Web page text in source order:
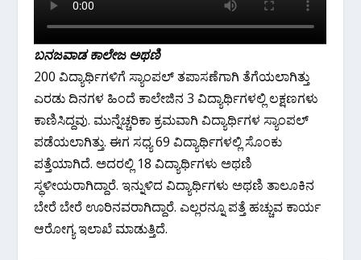
ಬನಜವಾಡ ಕಾಲೇಜ ಅಥಣಿ
200 ವಿದ್ಯಾರ್ಥಿಗಳಿಗೆ ಸ್ಯಾಂಪಲ್ ತಪಾಸಣೆಗಾಗಿ ತೆಗೆಯಲಾಗಿತ್ತು‌
ಎರಡು ದಿನಗಳ ಹಿಂದೆ ಕಾಲೇಜಿನ 3 ವಿದ್ಯಾರ್ಥಿಗಳಲ್ಲಿ ಲಕ್ಷಣಗಳು
ಕಾಣಿಸಿದ್ದವು. ಮುನ್ನೆಚ್ಚರಿಕಾ ಕ್ರಮವಾಗಿ ವಿದ್ಯಾರ್ಥಿಗಳ ಸ್ಯಾಂಪಲ್
ಪಡೆಯಲಾಗಿತ್ತು. ಈಗ ಸಧ್ಯ 69 ವಿದ್ಯಾರ್ಥಿಗಳಲ್ಲಿ ಸೊಂಕು
ಪತ್ತೆಯಾಗಿದೆ. ಅದರಲ್ಲಿ 18 ವಿದ್ಯಾರ್ಥಿಗಳು ಅಥಣಿ
ಸ್ಥಳೀಯರಾಗಿದ್ದಾರೆ. ಇನ್ನುಳಿದ ವಿದ್ಯಾರ್ಥಿಗಳು ಅಥಣಿ ತಾಲೂಕಿನ
ಬೇರೆ ಬೇರೆ ಊರಿನವರಾಗಿದ್ದಾರೆ. ಎಲ್ಲರನ್ನೂ ಪತ್ತೆ ಹಚ್ಚುವ ಕಾರ್ಯ
ಆರೋಗ್ಯ ಇಲಾಖೆ ಮಾಡುತ್ತಿದೆ.